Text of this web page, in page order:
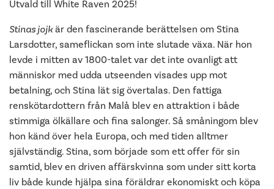
Utvald till White Raven 2025!
Stinas jojk är den fascinerande berättelsen om Stina
Larsdotter, sameflickan som inte slutade växa. När hon
levde i mitten av 1800-talet var det inte ovanligt att
människor med udda utseenden visades upp mot
betalning, och Stina lät sig övertalas. Den fattiga
renskötardottern från Malå blev en attraktion i både
stimmiga ölkällare och fina salonger. Så småningom blev
hon känd över hela Europa, och med tiden alltmer
självständig. Stina, som började som ett offer för sin
samtid, blev en driven affärskvinna som under sitt korta
liv både kunde hjälpa sina föräldrar ekonomiskt och köpa